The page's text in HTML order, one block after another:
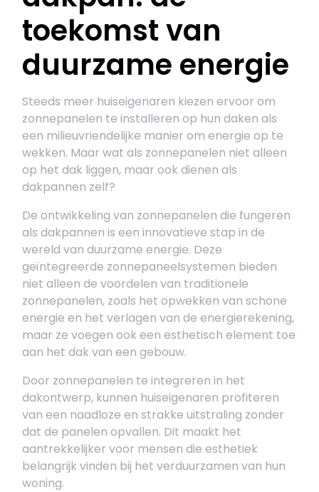
toekomst van
duurzame energie
Steeds meer huiseigenaren kiezen ervoor om
zonnepanelen te installeren op hun daken als
een milieuvriendelijke manier om energie op te
wekken. Maar wat als zonnepanelen niet alleen
op het dak liggen, maar ook dienen als
dakpannen zelf?
De ontwikkeling van zonnepanelen die fungeren
als dakpannen is een innovatieve stap in de
wereld van duurzame energie. Deze
geïntegreerde zonnepaneelsystemen bieden
niet alleen de voordelen van traditionele
zonnepanelen, zoals het opwekken van schone
energie en het verlagen van de energierekening,
maar ze voegen ook een esthetisch element toe
aan het dak van een gebouw.
Door zonnepanelen te integreren in het
dakontwerp, kunnen huiseigenaren profiteren
van een naadloze en strakke uitstraling zonder
dat de panelen opvallen. Dit maakt het
aantrekkelijker voor mensen die esthetiek
belangrijk vinden bij het verduurzamen van hun
woning.